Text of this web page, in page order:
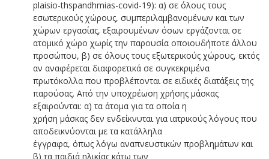
plaisio-thspandhmias-covid-19): α) σε όλους τους
εσωτερικούς χώρους, συμπεριλαμβανομένων και των
χώρων εργασίας, εξαιρουμένων όσων εργάζονται σε
ατομικό χώρο χωρίς την παρουσία οποιουδήποτε άλλου
προσώπου, β) σε όλους τους εξωτερικούς χώρους, εκτός
αν αναφέρεται διαφορετικά σε συγκεκριμένα
πρωτόκολλα που προβλέπονται σε ειδικές διατάξεις της
παρούσας. Από την υποχρέωση χρήσης μάσκας
εξαιρούνται: α) τα άτομα για τα οποία η
χρήση μάσκας δεν ενδείκνυται για ιατρικούς λόγους που
αποδεικνύονται με τα κατάλληλα
έγγραφα, όπως λόγω αναπνευστικών προβλημάτων και
β) τα παιδιά ηλικίας κάτω των